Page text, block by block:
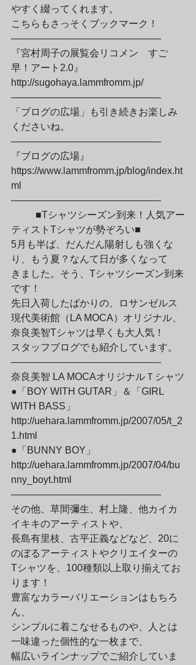
やすく綴ってくれます。
こちらもさっそくブックマーク！
———————————————-
『宮村周子の展覧会リコメン　すご
早！アート2.0』
http://sugohaya.lammfromm.jp/
———————————————-
「ブログの広場」も引き続きお楽しみ
くださいね。
———————————————-
『ブログの広場』
https://www.lammfromm.jp/blog/index.ht
ml
———————————————-
ティストTシャツが勢ぞろい■
5月も半ば、だんだん陽射しも強くな
り、もう夏？なんて日が多くなって
きました。そう、Tシャツシーズン到来
です！
先日入荷したばかりの、ロサンゼルス
現代美術館（LA MOCA）オリジナル、
奈良美智Tシャツは早くも大人気！
スタッフブログでも紹介しています。
———————————————-
奈良美智 LA MOCAオリジナルＴシャツ
●「BOY WITH GUTAR」＆「GIRL
WITH BASS」
http://uehara.lammfromm.jp/2007/05/t_2
1.html
●「BUNNY BOY」
http://uehara.lammfromm.jp/2007/04/bu
nny_boyt.html
———————————————-
その他、草間彌生、村上隆、他カイカ
イキキのアーティストや、
長島有里枝、古平正義などなど、20に
のぼるアーティストやクリエイターの
Tシャツを、100種類以上取り揃えてお
ります！
豊富なカラーバリエーションはもちろ
ん、
シンプルに着こなせるものや、人とは
一味違った個性的な一枚まで、
幅広いラインナップでご紹介していま